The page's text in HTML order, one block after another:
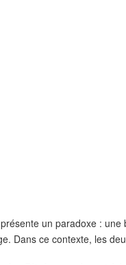
un paradoxe :
Dans ce contexte, les